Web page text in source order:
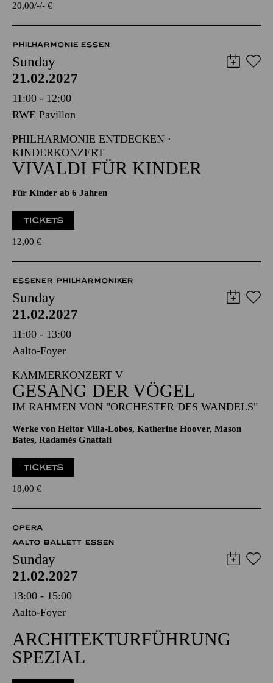
20,00 - - €
PHILHARMONIE ESSEN
Sunday
21.02.2027
11:00 - 12:00
RWE Pavillon
PHILHARMONIE ENTDECKEN ·
KINDERKONZERT
VIVALDI FÜR KINDER
Für Kinder ab 6 Jahren
TICKETS
12,00 €
ESSENER PHILHARMONIKER
Sunday
21.02.2027
11:00 - 13:00
Aalto-Foyer
KAMMERKONZERT V
GESANG DER VÖGEL
IM RAHMEN VON "ORCHESTER DES WANDELS"
Werke von Heitor Villa-Lobos, Katherine Hoover, Mason
Bates, Radamés Gnattali
TICKETS
18,00 €
OPERA
AALTO BALLETT ESSEN
Sunday
21.02.2027
13:00 - 15:00
Aalto-Foyer
ARCHITEKTURFÜHRUNG
SPEZIAL